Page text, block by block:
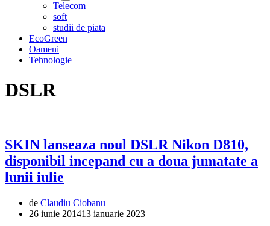
Telecom
soft
studii de piata
EcoGreen
Oameni
Tehnologie
DSLR
SKIN lanseaza noul DSLR Nikon D810,
disponibil incepand cu a doua jumatate a
lunii iulie
de Claudiu Ciobanu
26 iunie 201413 ianuarie 2023